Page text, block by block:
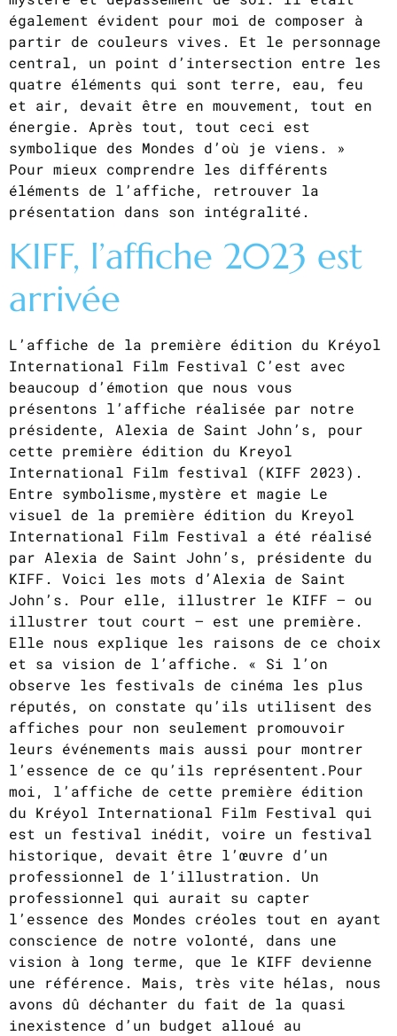
également évident pour moi de composer à
partir de couleurs vives. Et le personnage
central, un point d’intersection entre les
quatre éléments qui sont terre, eau, feu
et air, devait être en mouvement, tout en
énergie. Après tout, tout ceci est
symbolique des Mondes d’où je viens. »
Pour mieux comprendre les différents
éléments de l’affiche, retrouver la
présentation dans son intégralité.
KIFF, l’affiche 2023 est
arrivée
L’affiche de la première édition du Kréyol
International Film Festival C’est avec
beaucoup d’émotion que nous vous
présentons l’affiche réalisée par notre
présidente, Alexia de Saint John’s, pour
cette première édition du Kreyol
International Film festival (KIFF 2023).
Entre symbolisme,mystère et magie Le
visuel de la première édition du Kreyol
International Film Festival a été réalisé
par Alexia de Saint John’s, présidente du
KIFF. Voici les mots d’Alexia de Saint
John’s. Pour elle, illustrer le KIFF – ou
illustrer tout court – est une première.
Elle nous explique les raisons de ce choix
et sa vision de l’affiche. « Si l’on
observe les festivals de cinéma les plus
réputés, on constate qu’ils utilisent des
affiches pour non seulement promouvoir
leurs événements mais aussi pour montrer
l’essence de ce qu’ils représentent.Pour
moi, l’affiche de cette première édition
du Kréyol International Film Festival qui
est un festival inédit, voire un festival
historique, devait être l’œuvre d’un
professionnel de l’illustration. Un
professionnel qui aurait su capter
l’essence des Mondes créoles tout en ayant
conscience de notre volonté, dans une
vision à long terme, que le KIFF devienne
une référence. Mais, très vite hélas, nous
avons dû déchanter du fait de la quasi
inexistence d’un budget alloué au